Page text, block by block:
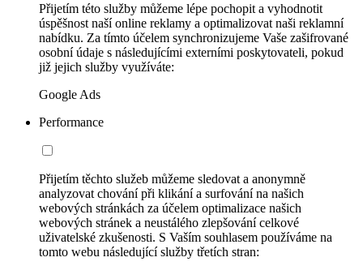
Přijetím této služby můžeme lépe pochopit a vyhodnotit
úspěšnost naší online reklamy a optimalizovat naši reklamní
nabídku. Za tímto účelem synchronizujeme Vaše zašifrované
osobní údaje s následujícími externími poskytovateli, pokud
již jejich služby využíváte:
Google Ads
Performance
Přijetím těchto služeb můžeme sledovat a anonymně
analyzovat chování při klikání a surfování na našich
webových stránkách za účelem optimalizace našich
webových stránek a neustálého zlepšování celkové
uživatelské zkušenosti. S Vaším souhlasem používáme na
tomto webu následující služby třetích stran: